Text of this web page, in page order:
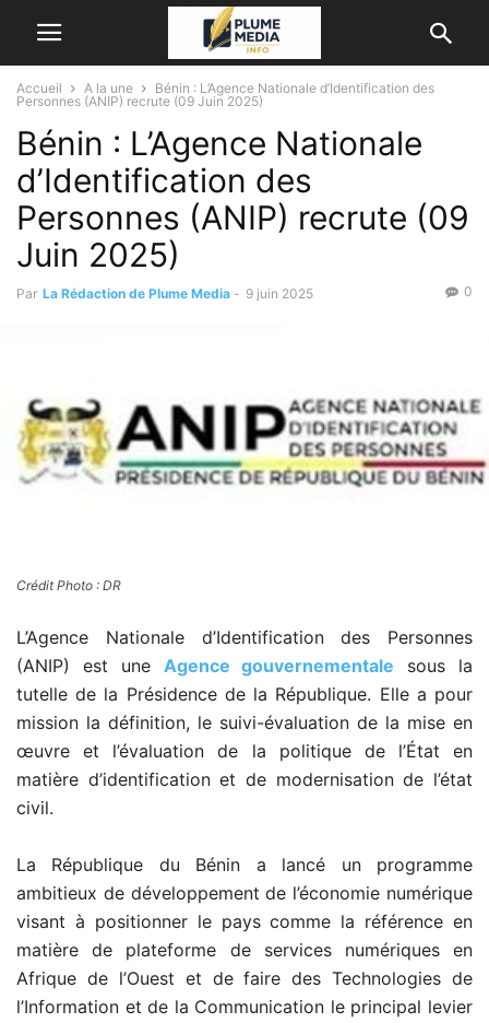
Accueil A la une
Bénin : L’Agence Nationale d’Identification des
Personnes (ANIP) recrute (09 Juin 2025)
Bénin : L’Agence Nationale
d’Identification des
Personnes (ANIP) recrute (09
Juin 2025)
Par La Rédaction de Plume Media - 9 juin 2025 0
Crédit Photo : DR
L’Agence Nationale d’Identification des Personnes
(ANIP) est une Agence gouvernementale sous la
tutelle de la Présidence de la République. Elle a pour
mission la définition, le suivi-évaluation de la mise en
œuvre et l’évaluation de la politique de l’État en
matière d’identification et de modernisation de l’état
civil.
La République du Bénin a lancé un programme
ambitieux de développement de l’économie numérique
visant à positionner le pays comme la référence en
matière de plateforme de services numériques en
Afrique de l’Ouest et de faire des Technologies de
l’Information et de la Communication le principal levier